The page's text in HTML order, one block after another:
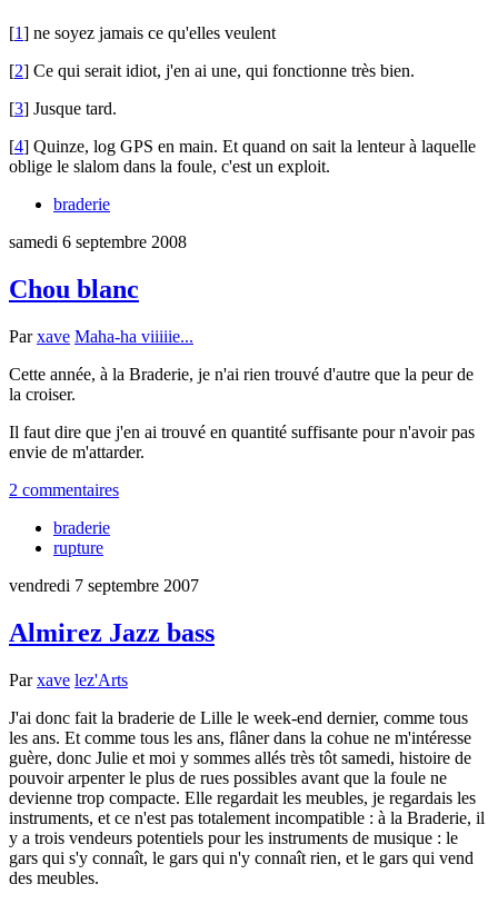
[1] ne soyez jamais ce qu'elles veulent
[2] Ce qui serait idiot, j'en ai une, qui fonctionne très bien.
[3] Jusque tard.
[4] Quinze, log GPS en main. Et quand on sait la lenteur à laquelle
oblige le slalom dans la foule, c'est un exploit.
braderie
samedi 6 septembre 2008
Chou blanc
Parxave Maha-ha viiiiie...
Cette année, à la Braderie, je n'ai rien trouvé d'autre que la peur de
la croiser.
Il faut dire que j'en ai trouvé en quantité suffisante pour n'avoir pas
envie de m'attarder.
2 commentaires
braderie
rupture
vendredi 7 septembre 2007
Almirez Jazz bass
Parxave lez'Arts
J'ai donc fait la braderie de Lille le week-end dernier, comme tous
les ans. Et comme tous les ans, flâner dans la cohue ne m'intéresse
guère, donc Julie et moi y sommes allés très tôt samedi, histoire de
pouvoir arpenter le plus de rues possibles avant que la foule ne
devienne trop compacte. Elle regardait les meubles, je regardais les
instruments, et ce n'est pas totalement incompatible : à la Braderie, il
y a trois vendeurs potentiels pour les instruments de musique : le
gars qui s'y connaît, le gars qui n'y connaît rien, et le gars qui vend
des meubles.